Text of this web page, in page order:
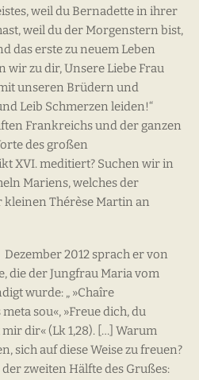
weil du Bernadette in ihrer
weil du der Morgenstern bist,
das erste zu neuem Leben
wir zu dir, Unsere Liebe Frau
unseren Brüdern und
Leib Schmerzen leiden!“
Frankreichs und der ganzen
des großen
XVI. meditiert? Suchen wir in
Mariens, welches der
Thérèse Martin an
2012 sprach er von
die der Jungfrau Maria vom
wurde: „ »Chaîre
sou«, »Freue dich, du
dir« (Lk 1,28). […] Warum
sich auf diese Weise zu freuen?
zweiten Hälfte des Grußes: